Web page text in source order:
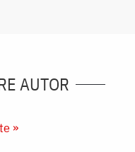
AUTOR
»